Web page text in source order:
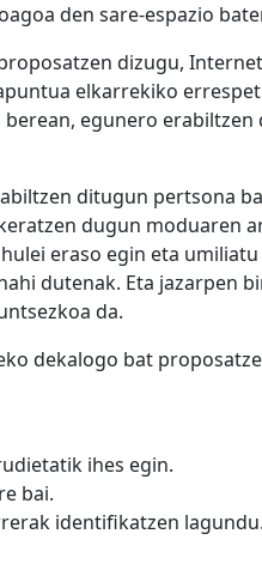
den sare-espazio
dizugu,
elkarrekiko
egunero
ditugun pertsona
dugun moduaren
eraso egin eta
dutenak. Eta jazarpen
da.
dekalogo bat
ihes egin.
bai.
identifikatzen